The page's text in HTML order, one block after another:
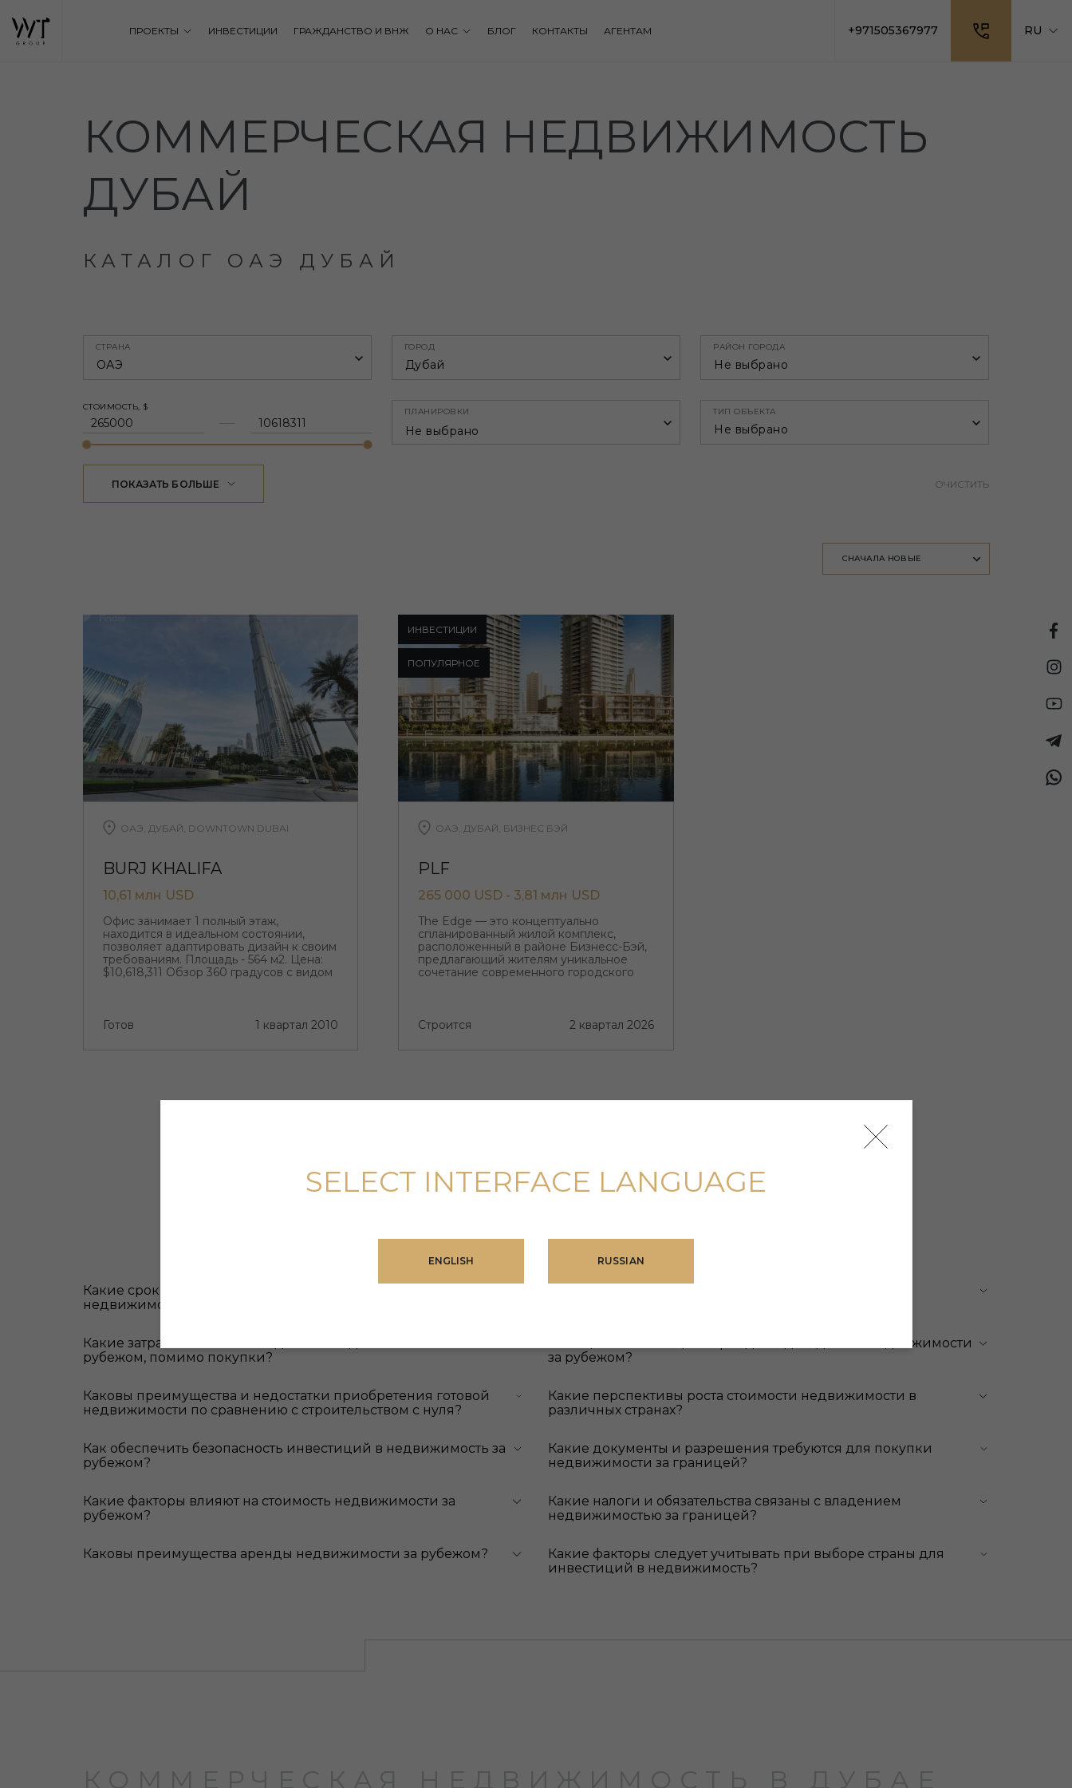
ПРОЕКТЫ ИНВЕСТИЦИИ ГРАЖДАНСТВО И ВНЖ О НАС БЛОГ КОНТАКТЫ АГЕНТАМ +971505367977 RU
КОММЕРЧЕСКАЯ НЕДВИЖИМОСТЬ
ДУБАЙ
КАТАЛОГ ОАЭ ДУБАЙ
СТРАНА
ОАЭ
ГОРОД
Дубай
РАЙОН ГОРОДА
Не выбрано
СТОИМОСТЬ, $ ПЛАНИРОВКИ
Не выбрано
ТИП ОБЪЕКТА
Не выбрано
ПОКАЗАТЬ БОЛЬШЕ ОЧИСТИТЬ
СНАЧАЛА НОВЫЕ
ОАЭ, ДУБАЙ, DOWNTOWN DUBAI
BURJ KHALIFA
10,61 млн USD
Офис занимает 1 полный этаж,
находится в идеальном состоянии,
позволяет адаптировать дизайн к своим
требованиям. Площадь - 564 м2. Цена:
$10,618,311 Обзор 360 градусов с видом
Готов 1 квартал 2010
ИНВЕСТИЦИИ
ПОПУЛЯРНОЕ
ОАЭ, ДУБАЙ, БИЗНЕС БЭЙ
PLF
265 000 USD - 3,81 млн USD
The Edge — это концептуально
спланированный жилой комплекс,
расположенный в районе Бизнесс-Бэй,
предлагающий жителям уникальное
сочетание современного городского
канала.
Строится 2 квартал 2026
Какие сроки обычно требуются для сделки по покупке
недвижимости за рубежом?
Какие затраты связаны с владением недвижимостью за
рубежом, помимо покупки?
Как оценить потенциал арендной доходности недвижимости
за рубежом?
Каковы преимущества и недостатки приобретения готовой
недвижимости по сравнению с строительством с нуля?
Какие перспективы роста стоимости недвижимости в
различных странах?
Как обеспечить безопасность инвестиций в недвижимость за
рубежом?
Какие документы и разрешения требуются для покупки
недвижимости за границей?
Какие факторы влияют на стоимость недвижимости за
рубежом?
Какие налоги и обязательства связаны с владением
недвижимостью за границей?
Каковы преимущества аренды недвижимости за рубежом?
Какие факторы следует учитывать при выборе страны для
инвестиций в недвижимость?
SELECT INTERFACE LANGUAGE
ENGLISH RUSSIAN